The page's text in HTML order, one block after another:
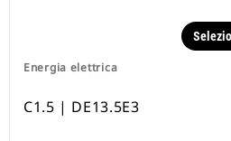
Energia elettrica
C1.5 | DE13.5E3